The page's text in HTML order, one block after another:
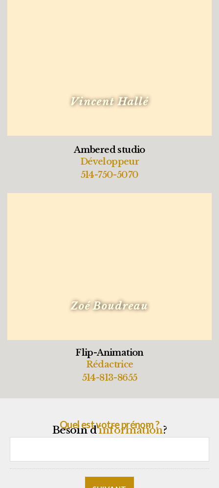
Vincent Hallé
Ambered studio
Développeur
514-750-5070
Zoé Boudreau
Flip-Animation
Rédactrice
514-813-8655
Besoin d’information?
Quel est votre prénom ?